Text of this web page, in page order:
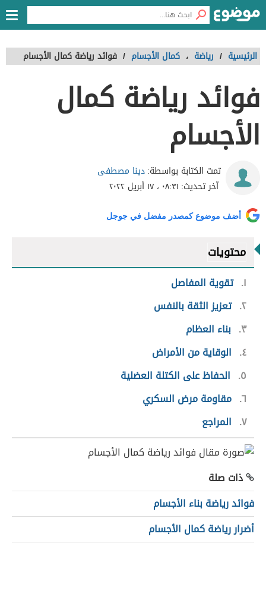
الرئيسية / رياضة ، كمال الأجسام / فوائد رياضة كمال الأجسام
فوائد رياضة كمال
الأجسام
تمت الكتابة بواسطة:دينا مصطفى
آخر تحديث: ٠٨:٣١ ، ١٧ أبريل ٢٠٢٢
أضف موضوع كمصدر مفضل في جوجل
محتويات
١ تقوية المفاصل
٢ تعزيز الثقة بالنفس
٣ بناء العظام
٤
الوقاية من الأمراض
٥
الحفاظ على الكتلة العضلية
٦ مقاومة مرض السكري
٧ المراجع
ذات صلة
فوائد رياضة بناء الأجسام
أضرار رياضة كمال الأجسام